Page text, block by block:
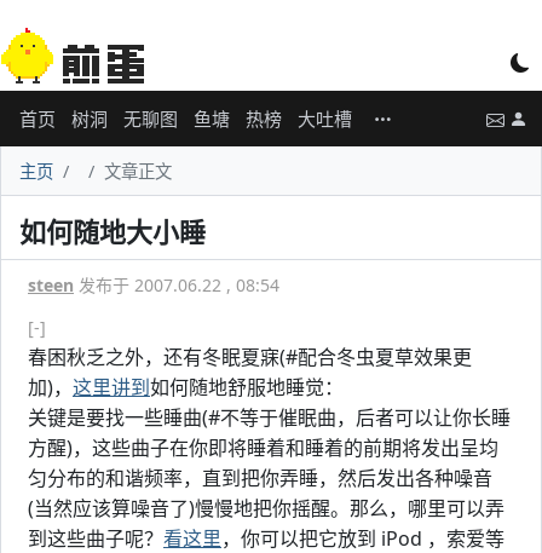
首页 树洞 无聊图 鱼塘 热榜 大吐槽
主页 文章正文
如何随地大小睡
steen 发布于 2007.06.22 , 08:54
[-]
春困秋乏之外，还有冬眠夏寐(#配合冬虫夏草效果更
加)， 这里讲到如何随地舒服地睡觉：
关键是要找一些睡曲(#不等于催眠曲，后者可以让你长睡
方醒)，这些曲子在你即将睡着和睡着的前期将发出呈均
匀分布的和谐频率，直到把你弄睡，然后发出各种噪音
(当然应该算噪音了)慢慢地把你摇醒。那么，哪里可以弄
到这些曲子呢？ 看这里，你可以把它放到 iPod ，索爱等